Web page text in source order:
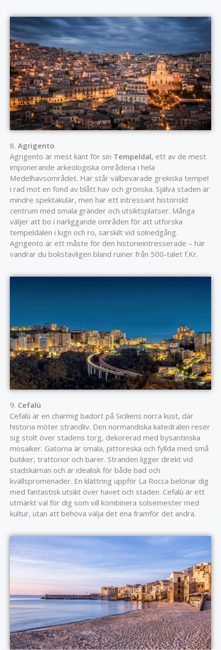
8. Agrigento
Agrigento är mest känt för sin Tempeldal, ett av de mest
imponerande arkeologiska områdena i hela
Medelhavsområdet. Här står välbevarade grekiska tempel
i rad mot en fond av blått hav och grönska. Själva staden är
mindre spektakulär, men har ett intressant historiskt
centrum med smala gränder och utsiktsplatser. Många
väljer att bo i närliggande områden för att utforska
tempeldalen i lugn och ro, särskilt vid solnedgång.
Agrigento är ett måste för den historieintresserade – här
vandrar du bokstavligen bland ruiner från 500-talet f.Kr.
9. Cefalù
Cefalù är en charmig badort på Siciliens norra kust, där
historia möter strandliv. Den normandiska katedralen reser
sig stolt över stadens torg, dekorerad med bysantinska
mosaiker. Gatorna är smala, pittoreska och fyllda med små
butiker, trattorior och barer. Stranden ligger direkt vid
stadskärnan och är idealisk för både bad och
kvällspromenader. En klättring uppför La Rocca belönar dig
med fantastisk utsikt över havet och staden. Cefalù är ett
utmärkt val för dig som vill kombinera solsemester med
kultur, utan att behöva välja det ena framför det andra.